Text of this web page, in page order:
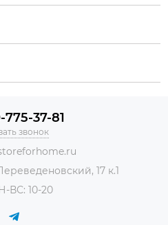
37-81
звонок
17 к.1
ВС: 10-20